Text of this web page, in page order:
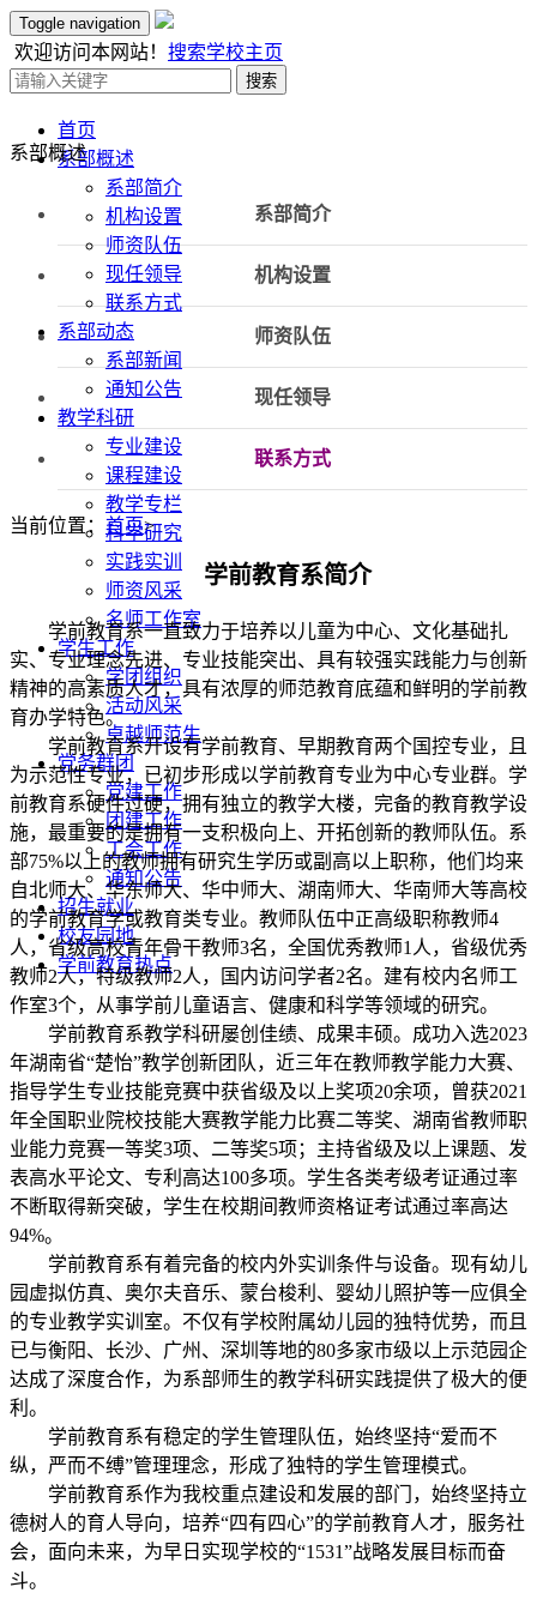
Toggle navigation
欢迎访问本网站！ 搜索学校主页
搜索
首页
系部概述
系部简介
机构设置
师资队伍
现任领导
联系方式
系部动态
系部新闻
通知公告
教学科研
专业建设
课程建设
教学专栏
科学研究
实践实训
师资风采
名师工作室
学生工作
学团组织
活动风采
卓越师范生
党务群团
党建工作
团建工作
工会工作
通知公告
招生就业
校友园地
学前教育热点
系部概述
系部简介
机构设置
师资队伍
现任领导
联系方式
当前位置： 首页>
学前教育系简介
学前教育系一直致力于培养以儿童为中心、文化基础扎
实、专业理念先进、专业技能突出、具有较强实践能力与创新
精神的高素质人才，具有浓厚的师范教育底蕴和鲜明的学前教
育办学特色。
学前教育系开设有学前教育、早期教育两个国控专业，且
为示范性专业，已初步形成以学前教育专业为中心专业群。学
前教育系硬件过硬，拥有独立的教学大楼，完备的教育教学设
施，最重要的是拥有一支积极向上、开拓创新的教师队伍。系
部75%以上的教师拥有研究生学历或副高以上职称，他们均来
自北师大、华东师大、华中师大、湖南师大、华南师大等高校
的学前教育学或教育类专业。教师队伍中正高级职称教师4
人，省级高校青年骨干教师3名，全国优秀教师1人，省级优秀
教师2人，特级教师2人，国内访问学者2名。建有校内名师工
作室3个，从事学前儿童语言、健康和科学等领域的研究。
学前教育系教学科研屡创佳绩、成果丰硕。成功入选2023
年湖南省“楚怡”教学创新团队，近三年在教师教学能力大赛、
指导学生专业技能竞赛中获省级及以上奖项20余项，曾获2021
年全国职业院校技能大赛教学能力比赛二等奖、湖南省教师职
业能力竞赛一等奖3项、二等奖5项；主持省级及以上课题、发
表高水平论文、专利高达100多项。学生各类考级考证通过率
不断取得新突破，学生在校期间教师资格证考试通过率高达
94%。
学前教育系有着完备的校内外实训条件与设备。现有幼儿
园虚拟仿真、奥尔夫音乐、蒙台梭利、婴幼儿照护等一应俱全
的专业教学实训室。不仅有学校附属幼儿园的独特优势，而且
已与衡阳、长沙、广州、深圳等地的80多家市级以上示范园企
达成了深度合作，为系部师生的教学科研实践提供了极大的便
利。
学前教育系有稳定的学生管理队伍，始终坚持“爱而不
纵，严而不缚”管理理念，形成了独特的学生管理模式。
学前教育系作为我校重点建设和发展的部门，始终坚持立
德树人的育人导向，培养“四有四心”的学前教育人才，服务社
会，面向未来，为早日实现学校的“1531”战略发展目标而奋
斗。